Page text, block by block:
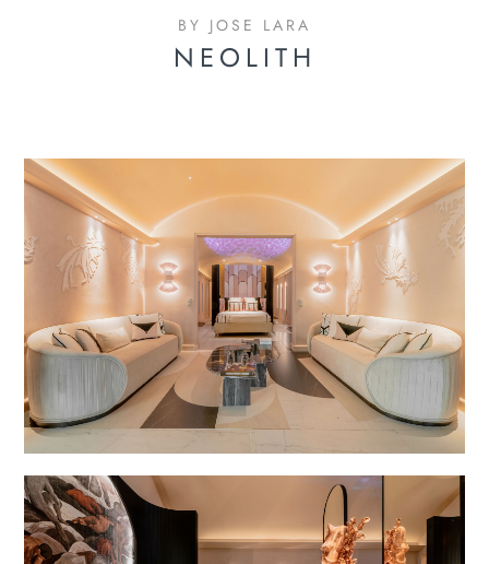
BY JOSE LARA
NEOLITH